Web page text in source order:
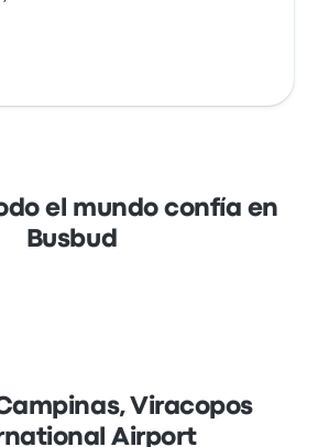
el mundo confía en
Busbud
Viracopos
Airport